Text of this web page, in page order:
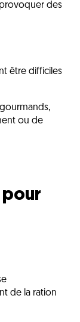
des
être difficiles
ou de
pour
de la ration